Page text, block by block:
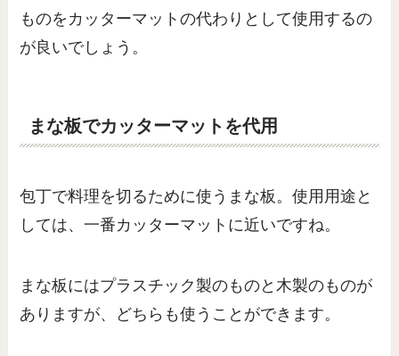
ものをカッターマットの代わりとして使用するの
が良いでしょう。
まな板でカッターマットを代用
包丁で料理を切るために使うまな板。使用用途と
しては、一番カッターマットに近いですね。
まな板にはプラスチック製のものと木製のものが
ありますが、どちらも使うことができます。